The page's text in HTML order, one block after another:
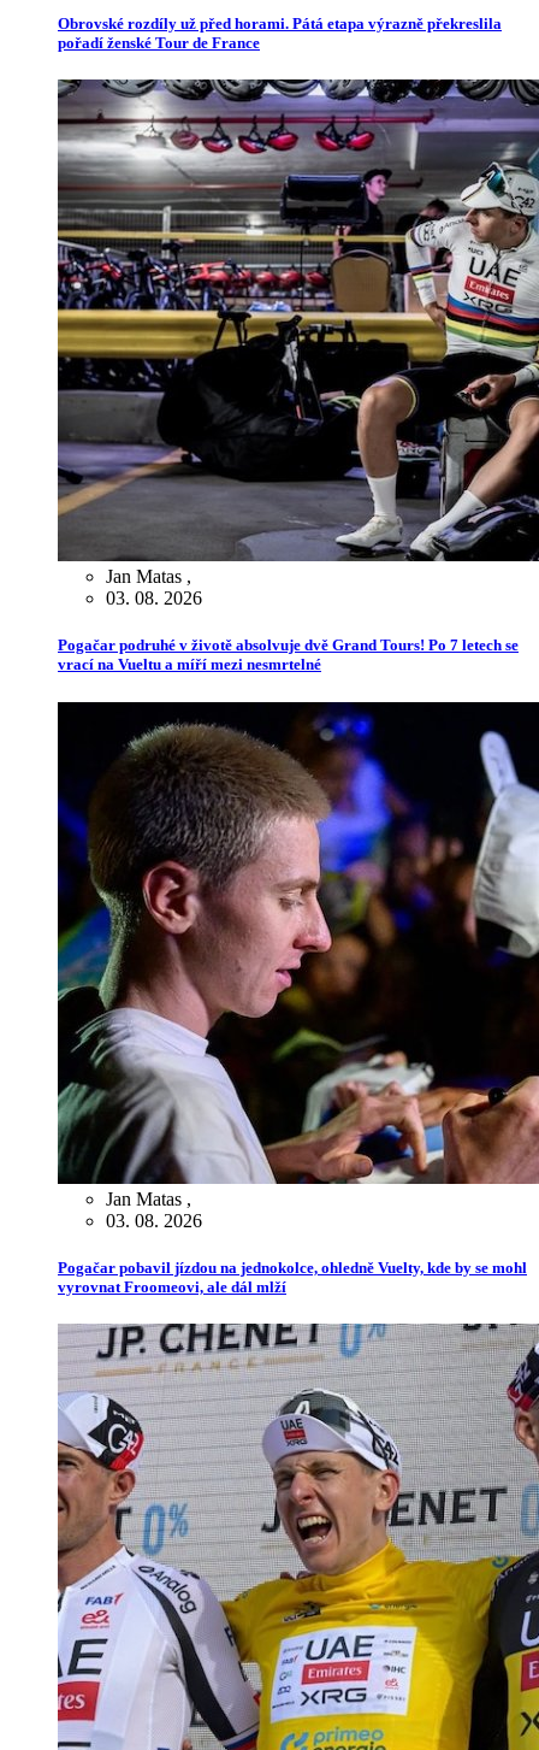
Obrovské rozdíly už před horami. Pátá etapa výrazně překreslila
pořadí ženské Tour de France
Jan Matas ,
03. 08. 2026
Pogačar podruhé v životě absolvuje dvě Grand Tours! Po 7 letech se
vrací na Vueltu a míří mezi nesmrtelné
Jan Matas ,
03. 08. 2026
Pogačar pobavil jízdou na jednokolce, ohledně Vuelty, kde by se mohl
vyrovnat Froomeovi, ale dál mlží